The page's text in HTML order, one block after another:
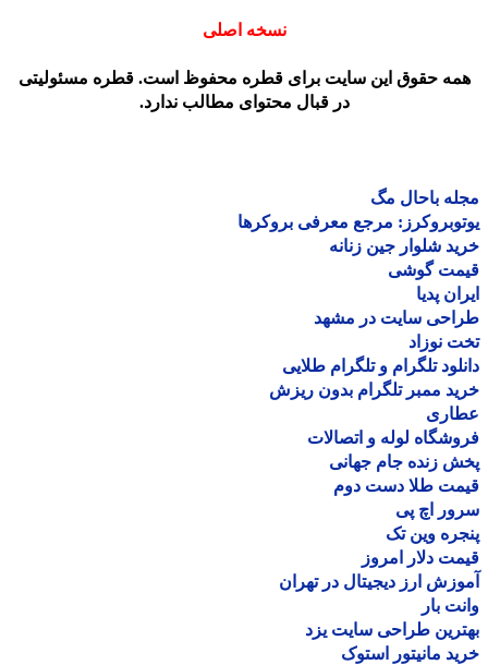
نسخه اصلی
حقوق این سایت برای قطره محفوظ است. قطره مسئولیتی
در قبال محتوای مطالب ندارد.
باحال مگ
مرجع معرفی بروکرها
شلوار جین زنانه
گوشی
پدیا
سایت در مشهد
نوزاد
تلگرام و تلگرام طلایی
ممبر تلگرام بدون ریزش
لوله و اتصالات
زنده جام جهانی
طلا دست دوم
اچ پی
وین تک
دلار امروز
ارز دیجیتال در تهران
بار
طراحی سایت یزد
مانیتور استوک